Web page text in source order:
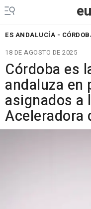
ES ANDALUCÍA -
18 DE AGOSTO DE 2025
Córdoba es
andaluza en
asignados a
Aceleradora